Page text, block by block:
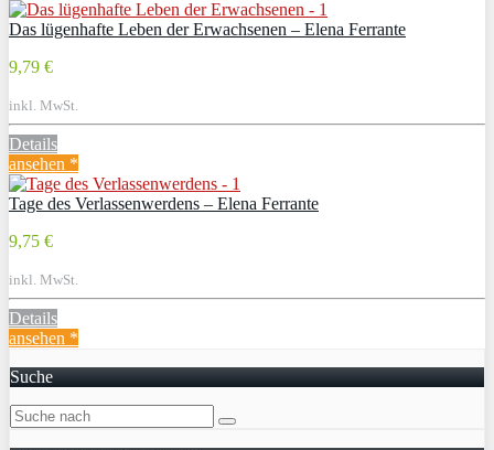
Das lügenhafte Leben der Erwachsenen – Elena Ferrante
9,79 €
inkl. MwSt.
Details
ansehen *
Tage des Verlassenwerdens – Elena Ferrante
9,75 €
inkl. MwSt.
Details
ansehen *
Suche